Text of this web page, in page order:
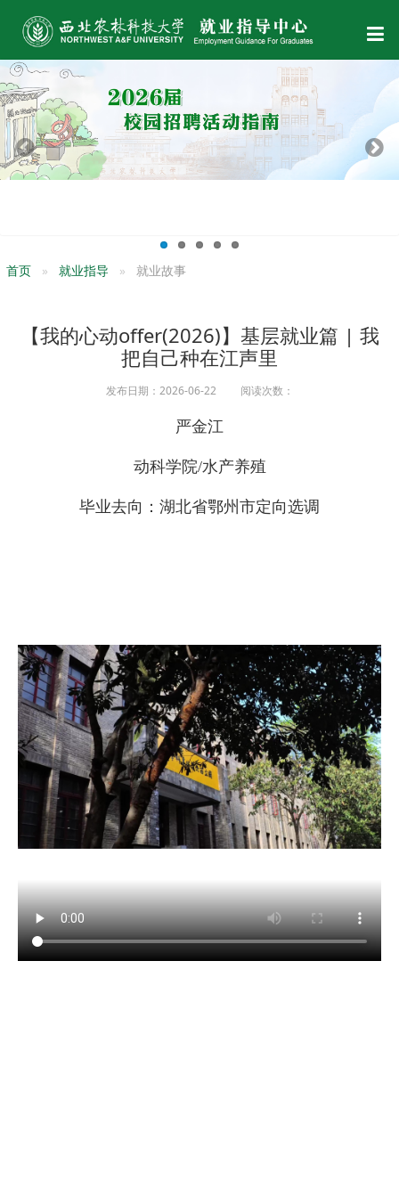
首页 就业指导 就业故事
【我的心动offer(2026)】基层就业篇 | 我
把自己种在江声里
发布日期：2026-06-22 阅读次数：
严金江
动科学院/水产养殖
毕业去向：湖北省鄂州市定向选调